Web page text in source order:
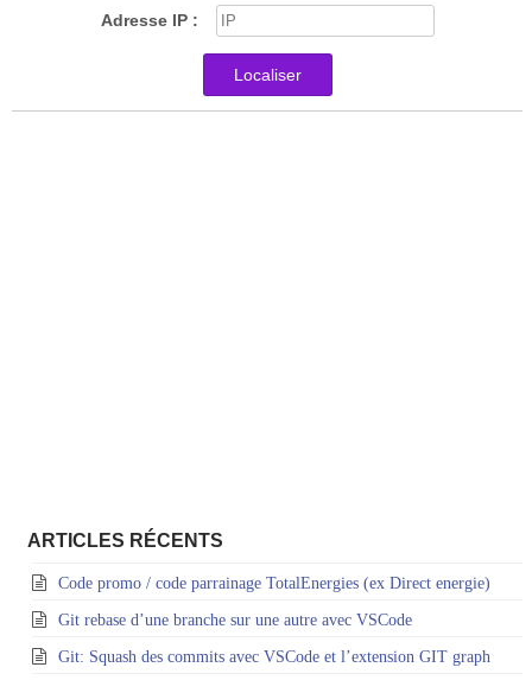
Adresse IP :
Localiser
ARTICLES RÉCENTS
Code promo / code parrainage TotalEnergies (ex Direct energie)
Git rebase d’une branche sur une autre avec VSCode
Git: Squash des commits avec VSCode et l’extension GIT graph